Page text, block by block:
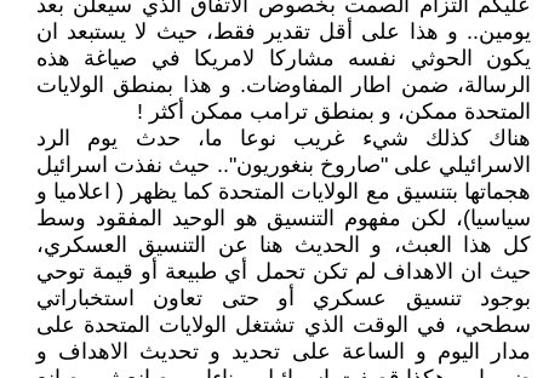
عليكم التزام الصمت بخصوص الاتفاق الذي سيعلن بعد
يومين.. و هذا على أقل تقدير فقط، حيث لا يستبعد ان
يكون الحوثي نفسه مشاركا لامريكا في صياغة هذه
الرسالة، ضمن اطار المفاوضات. و هذا بمنطق الولايات
المتحدة ممكن، و بمنطق ترامب ممكن أكثر !
هناك كذلك شيء غريب نوعا ما، حدث يوم الرد
الاسرائيلي على "صاروخ بنغوريون".. حيث نفذت اسرائيل
هجماتها بتنسيق مع الولايات المتحدة كما يظهر ( اعلاميا و
سياسيا)، لكن مفهوم التنسيق هو الوحيد المفقود وسط
كل هذا العبث، و الحديث هنا عن التنسيق العسكري،
حيث ان الاهداف لم تكن تحمل أي طبيعة أو قيمة توحي
بوجود تنسيق عسكري أو حتى تعاون استخباراتي
سطحي، في الوقت الذي تشتغل الولايات المتحدة على
مدار اليوم و الساعة على تحديد و تحديث الاهداف و